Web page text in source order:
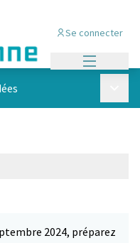
Se connecter
2024, préparez